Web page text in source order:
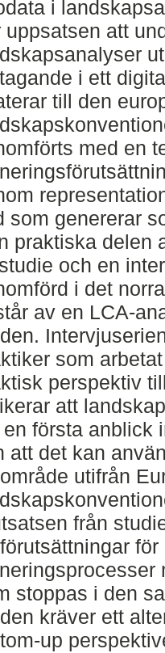
i
uppsatsen att
i ett
till den
med en
som genererar
praktiska delen
och en
i det
av en LCA-
som
perspektiv
att
första anblick
att det kan
utifrån
från
stoppas i den
kräver ett
up